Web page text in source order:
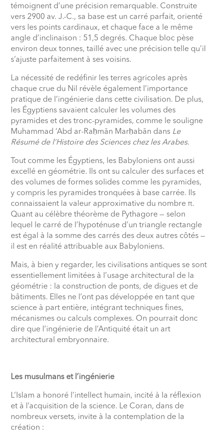
témoignent d’une précision remarquable. Construite
vers 2900 av. J.-C., sa base est un carré parfait, orienté
vers les points cardinaux, et chaque face a le même
angle d’inclinaison : 51,5 degrés. Chaque bloc pèse
environ deux tonnes, taillé avec une précision telle qu’il
s’ajuste parfaitement à ses voisins.
La nécessité de redéfinir les terres agricoles après
chaque crue du Nil révèle également l’importance
pratique de l’ingénierie dans cette civilisation. De plus,
les Égyptiens savaient calculer les volumes des
pyramides et des tronc-pyramides, comme le souligne
Muhammad ‘Abd ar-Raḥmān Marḥabān dans Le
Résumé de l’Histoire des Sciences chez les Arabes.
Tout comme les Égyptiens, les Babyloniens ont aussi
excellé en géométrie. Ils ont su calculer des surfaces et
des volumes de formes solides comme les pyramides,
y compris les pyramides tronquées à base carrée. Ils
connaissaient la valeur approximative du nombre π.
Quant au célèbre théorème de Pythagore — selon
lequel le carré de l’hypoténuse d’un triangle rectangle
est égal à la somme des carrés des deux autres côtés —
il est en réalité attribuable aux Babyloniens.
Mais, à bien y regarder, les civilisations antiques se sont
essentiellement limitées à l’usage architectural de la
géométrie : la construction de ponts, de digues et de
bâtiments. Elles ne l’ont pas développée en tant que
science à part entière, intégrant techniques fines,
mécanismes ou calculs complexes. On pourrait donc
dire que l’ingénierie de l’Antiquité était un art
architectural embryonnaire.
Les musulmans et l’ingénierie
L’Islam a honoré l’intellect humain, incité à la réflexion
et à l’acquisition de la science. Le Coran, dans de
nombreux versets, invite à la contemplation de la
création :